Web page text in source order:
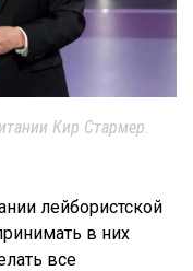
Кир Стармер.
лейбористской
в них
все